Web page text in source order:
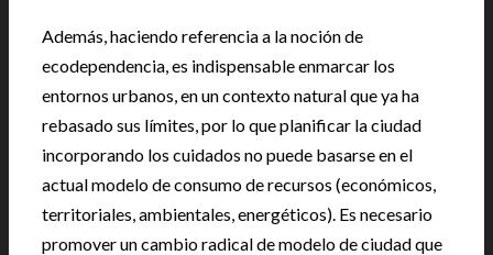
Además, haciendo referencia a la noción de
ecodependencia, es indispensable enmarcar los
entornos urbanos, en un contexto natural que ya ha
rebasado sus límites, por lo que planificar la ciudad
incorporando los cuidados no puede basarse en el
actual modelo de consumo de recursos (económicos,
territoriales, ambientales, energéticos). Es necesario
promover un cambio radical de modelo de ciudad que